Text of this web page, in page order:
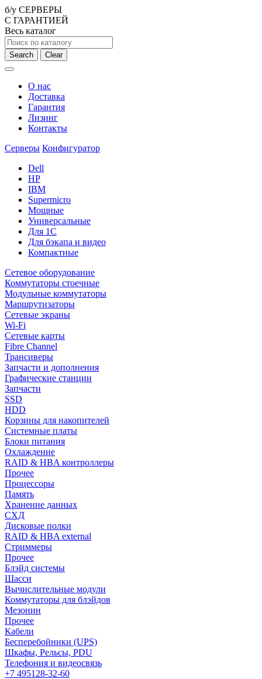
б/у СЕРВЕРЫ
С ГАРАНТИЕЙ
Весь каталог
Search Clear
О нас
Доставка
Гарантия
Лизинг
Контакты
Серверы Конфигуратор
Dell
HP
IBM
Supermicro
Мощные
Универсальные
Для 1С
Для бэкапа и видео
Компактные
Сетевое оборудование
Коммутаторы стоечные
Модульные коммутаторы
Маршрутизаторы
Сетевые экраны
Wi-Fi
Сетевые карты
Fibre Channel
Трансиверы
Запчасти и дополнения
Графические станции
Запчасти
SSD
HDD
Корзины для накопителей
Системные платы
Блоки питания
Охлаждение
RAID & HBA контроллеры
Прочее
Процессоры
Память
Хранение данных
СХД
Дисковые полки
RAID & HBA external
Стриммеры
Прочее
Блэйд системы
Шасси
Вычислительные модули
Коммутаторы для блэйдов
Мезонин
Прочее
Кабели
Бесперебойники (UPS)
Шкафы, Рельсы, PDU
Телефония и видеосвязь
+7 495128-32-60